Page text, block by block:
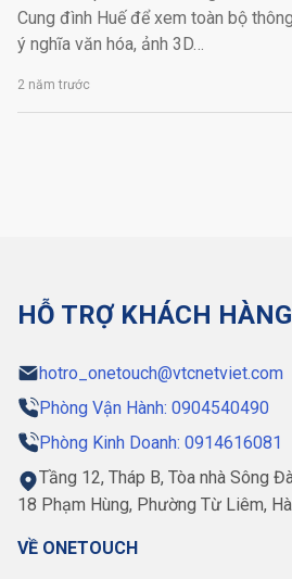
Cung đình Huế để xem toàn bộ
ý nghĩa văn hóa, ảnh 3D…
2 năm trước
HỖ TRỢ KHÁCH HÀNG
hotro_onetouch@vtcnetviet.com
Phòng Vận Hành: 0904540490
Phòng Kinh Doanh: 0914616081
Tầng 12, Tháp B, Tòa nhà Sông
18 Phạm Hùng, Phường Từ Liêm,
VỀ ONETOUCH